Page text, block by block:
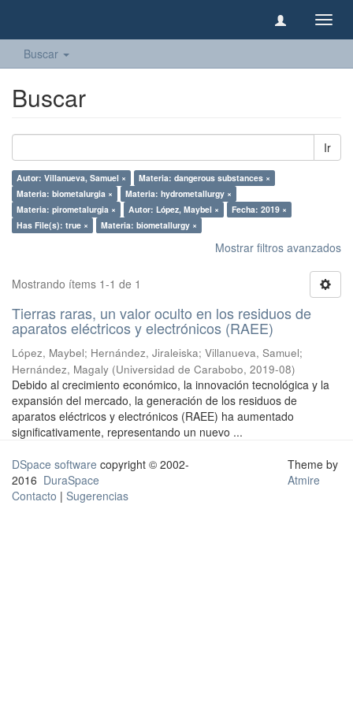
Buscar
Buscar
Ir
Autor: Villanueva, Samuel ×
Materia: dangerous substances ×
Materia: biometalurgia ×
Materia: hydrometallurgy ×
Materia: pirometalurgia ×
Autor: López, Maybel ×
Fecha: 2019 ×
Has File(s): true ×
Materia: biometallurgy ×
Mostrar filtros avanzados
Mostrando ítems 1-1 de 1
Tierras raras, un valor oculto en los residuos de
aparatos eléctricos y electrónicos (RAEE)
López, Maybel; Hernández, Jiraleiska; Villanueva, Samuel;
Hernández, Magaly (Universidad de Carabobo, 2019-08)
Debido al crecimiento económico, la innovación tecnológica y la
expansión del mercado, la generación de los residuos de
aparatos eléctricos y electrónicos (RAEE) ha aumentado
significativamente, representando un nuevo ...
DSpace software copyright © 2002-
2016 DuraSpace
Contacto | Sugerencias
Theme by
Atmire